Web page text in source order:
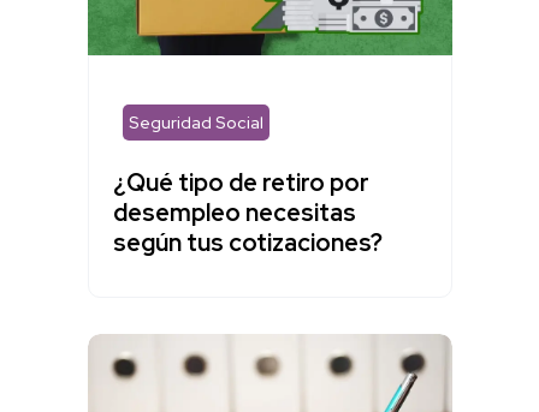
Seguridad Social
¿Qué tipo de retiro por
desempleo necesitas
según tus cotizaciones?